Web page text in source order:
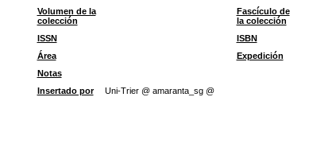
Volumen de la
colección
Fascículo de
la colección
ISSN ISBN
Área
Expedición
Notas
Insertado por
Uni-Trier @ amaranta_sg @